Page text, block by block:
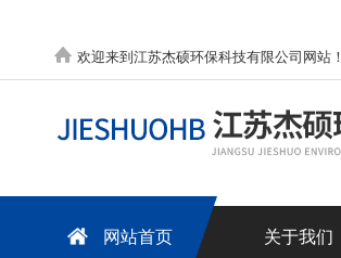
欢迎来到江苏杰硕环保科技有限公司网站！
网站首页 关于我们